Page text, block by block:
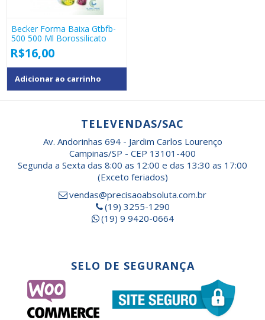
Becker Forma Baixa Gtbfb-
500 500 Ml Borossilicato
R$16,00
Adicionar ao carrinho
TELEVENDAS/SAC
Av. Andorinhas 694 - Jardim Carlos Lourenço
Campinas/SP - CEP 13101-400
Segunda a Sexta das 8:00 as 12:00 e das 13:30 as 17:00
(Exceto feriados)
vendas@precisaoabsoluta.com.br
(19) 3255-1290
(19) 9 9420-0664
SELO DE SEGURANÇA